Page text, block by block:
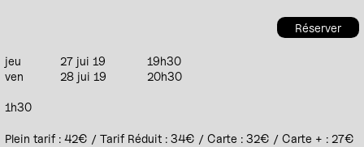
Réserver
jeu 27 jui 19
19h30
ven
28 jui 19 20h30
1h30
Plein tarif : 42€ / Tarif Réduit : 34€ / Carte : 32€ / Carte + : 27€